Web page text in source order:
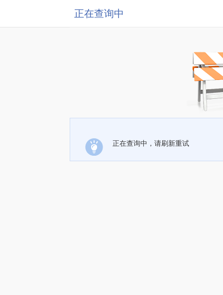
正在查询中
正在查询中，请刷新重试